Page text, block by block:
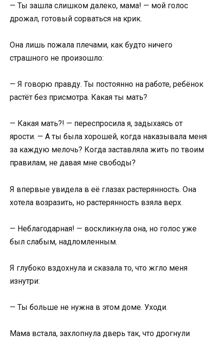
— Ты зашла слишком далеко, мама! — мой голос
дрожал, готовый сорваться на крик.
Она лишь пожала плечами, как будто ничего
страшного не произошло:
— Я говорю правду. Ты постоянно на работе, ребёнок
растёт без присмотра. Какая ты мать?
— Какая мать?! — переспросила я, задыхаясь от
ярости. — А ты была хорошей, когда наказывала меня
за каждую мелочь? Когда заставляла жить по твоим
правилам, не давая мне свободы?
Я впервые увидела в её глазах растерянность. Она
хотела возразить, но растерянность взяла верх.
— Неблагодарная! — воскликнула она, но голос уже
был слабым, надломленным.
Я глубоко вздохнула и сказала то, что жгло меня
изнутри:
— Ты больше не нужна в этом доме. Уходи.
Мама встала, захлопнула дверь так, что дрогнули